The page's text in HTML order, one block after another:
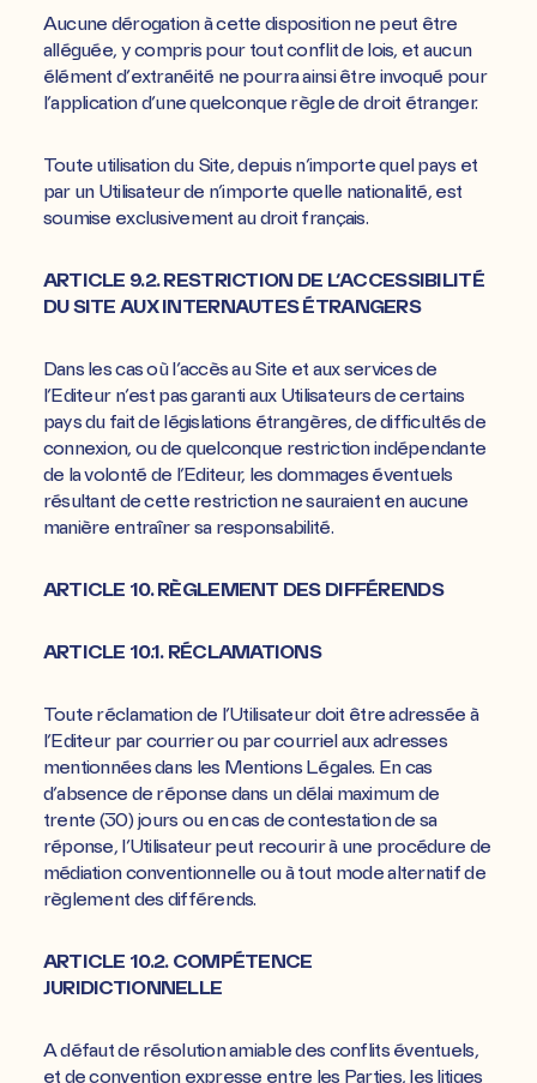
Aucune dérogation à cette disposition ne peut être
alléguée, y compris pour tout conflit de lois, et aucun
élément d’extranéité ne pourra ainsi être invoqué pour
l’application d’une quelconque règle de droit étranger.
Toute utilisation du Site, depuis n’importe quel pays et
par un Utilisateur de n’importe quelle nationalité, est
soumise exclusivement au droit français.
ARTICLE 9.2. RESTRICTION DE L’ACCESSIBILITÉ
DU SITE AUX INTERNAUTES ÉTRANGERS
Dans les cas où l’accès au Site et aux services de
l’Editeur n’est pas garanti aux Utilisateurs de certains
pays du fait de législations étrangères, de difficultés de
connexion, ou de quelconque restriction indépendante
de la volonté de l’Editeur, les dommages éventuels
résultant de cette restriction ne sauraient en aucune
manière entraîner sa responsabilité.
ARTICLE 10. RÈGLEMENT DES DIFFÉRENDS
ARTICLE 10.1. RÉCLAMATIONS
Toute réclamation de l’Utilisateur doit être adressée à
l’Editeur par courrier ou par courriel aux adresses
mentionnées dans les Mentions Légales. En cas
d’absence de réponse dans un délai maximum de
trente (30) jours ou en cas de contestation de sa
réponse, l’Utilisateur peut recourir à une procédure de
médiation conventionnelle ou à tout mode alternatif de
règlement des différends.
ARTICLE 10.2. COMPÉTENCE
JURIDICTIONNELLE
A défaut de résolution amiable des conflits éventuels,
et de convention expresse entre les Parties, les litiges